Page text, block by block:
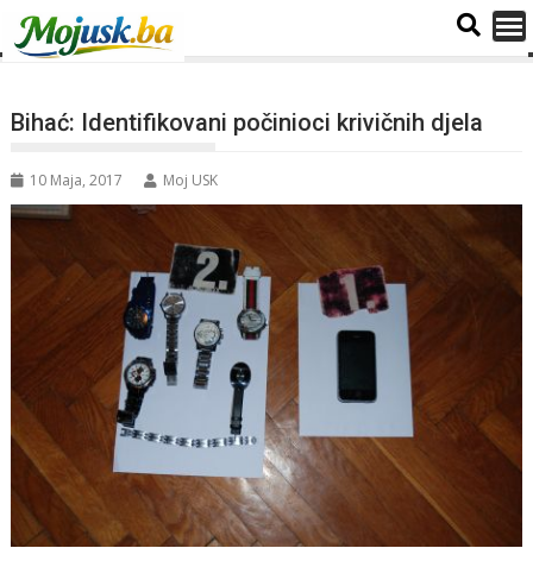
Bihać: Identifikovani počinioci krivičnih djela
10 Maja, 2017 Moj USK